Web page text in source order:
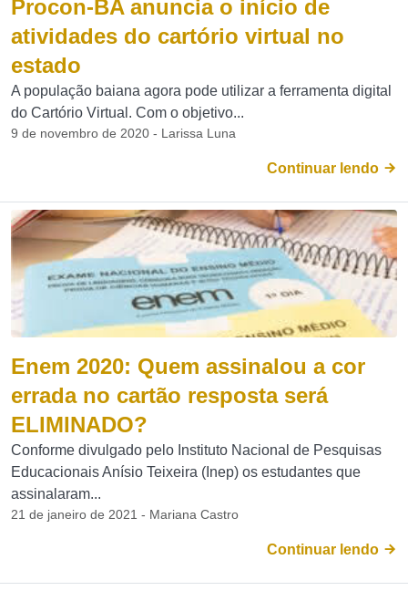
Procon-BA anuncia o início de
atividades do cartório virtual no
estado
A população baiana agora pode utilizar a ferramenta digital
do Cartório Virtual. Com o objetivo...
9 de novembro de 2020 - Larissa Luna
Continuar lendo
Enem 2020: Quem assinalou a cor
errada no cartão resposta será
ELIMINADO?
Conforme divulgado pelo Instituto Nacional de Pesquisas
Educacionais Anísio Teixeira (Inep) os estudantes que
assinalaram...
21 de janeiro de 2021 - Mariana Castro
Continuar lendo